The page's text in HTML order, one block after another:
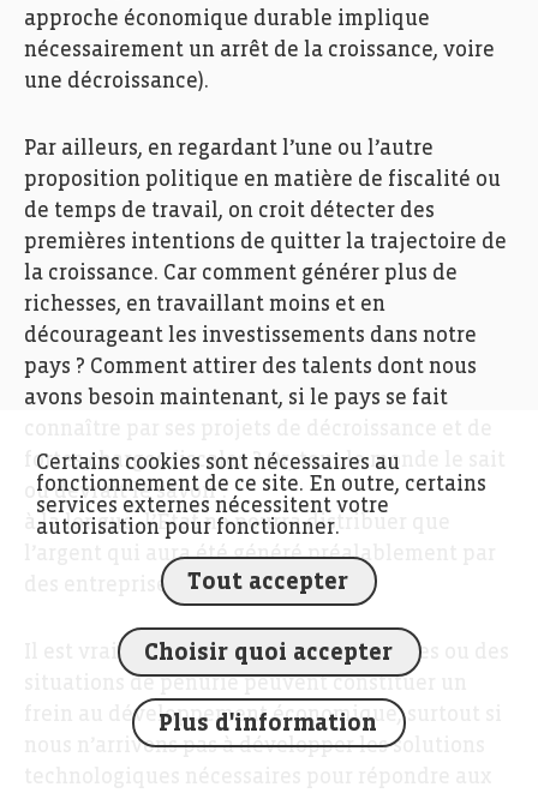
approche économique durable implique
nécessairement un arrêt de la croissance, voire
une décroissance).
Par ailleurs, en regardant l’une ou l’autre
proposition politique en matière de fiscalité ou
de temps de travail, on croit détecter des
premières intentions de quitter la trajectoire de
la croissance. Car comment générer plus de
richesses, en travaillant moins et en
décourageant les investissements dans notre
pays ? Comment attirer des talents dont nous
avons besoin maintenant, si le pays se fait
fortes charges fiscales ? Or, tout le monde le sait
ou devrait le savoir :
à la longue, l’État ne pourra distribuer que
l’argent qui aura été généré préalablement par
des entreprises compétitives.
Il est vrai que les contraintes climatiques ou des
situations de pénurie peuvent constituer un
frein au développement économique, surtout si
nous n’arrivons pas à développer les solutions
Certains cookies sont nécessaires au
fonctionnement de ce site. En outre, certains
services externes nécessitent votre
autorisation pour fonctionner.
Tout accepter
Choisir quoi accepter
Plus d'information